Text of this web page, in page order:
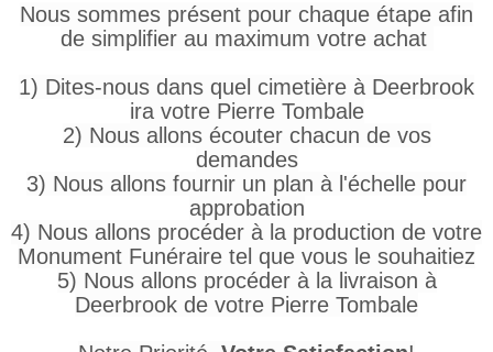
Nous sommes présent pour chaque étape afin
de simplifier au maximum votre achat
1) Dites-nous dans quel cimetière à Deerbrook
ira votre Pierre Tombale
2) Nous allons écouter chacun de vos
demandes
3) Nous allons fournir un plan à l'échelle pour
approbation
4) Nous allons procéder à la production de votre
Monument Funéraire tel que vous le souhaitiez
5) Nous allons procéder à la livraison à
Deerbrook de votre Pierre Tombale